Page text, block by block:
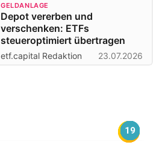
GELDANLAGE
Depot vererben und
verschenken: ETFs
steueroptimiert übertragen
etf.capital Redaktion 23.07.2026